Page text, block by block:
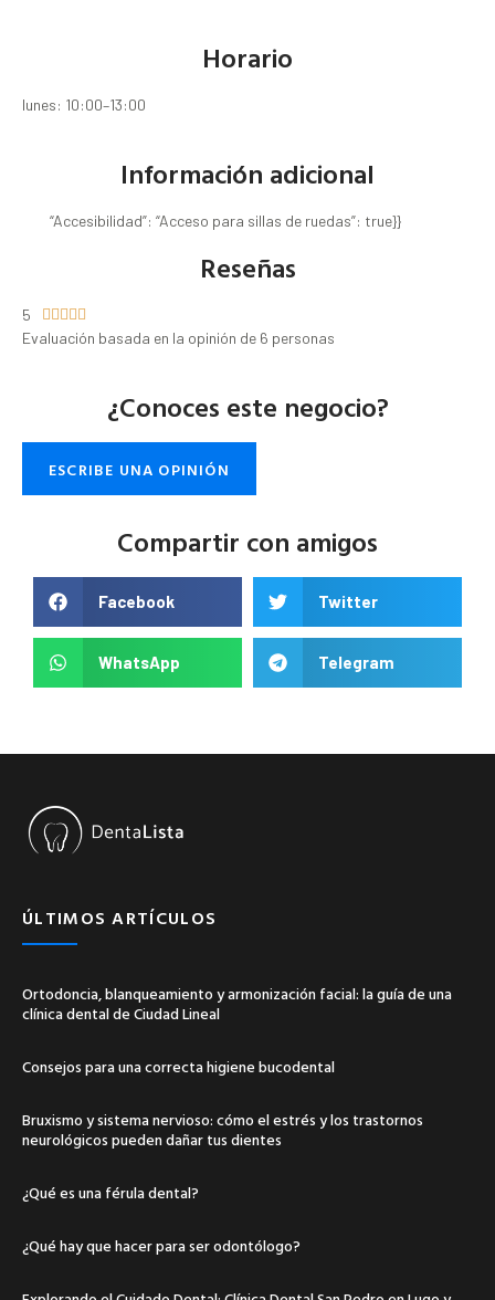
Horario
lunes: 10:00–13:00
Información adicional
“Accesibilidad”: “Acceso para sillas de ruedas”: true}}
Reseñas
5     
Evaluación basada en la opinión de 6 personas
¿Conoces este negocio?
ESCRIBE UNA OPINIÓN
Compartir con amigos
Facebook Twitter
WhatsApp Telegram
ÚLTIMOS ARTÍCULOS
Ortodoncia, blanqueamiento y armonización facial: la guía de una
clínica dental de Ciudad Lineal
Consejos para una correcta higiene bucodental
Bruxismo y sistema nervioso: cómo el estrés y los trastornos
neurológicos pueden dañar tus dientes
¿Qué es una férula dental?
¿Qué hay que hacer para ser odontólogo?